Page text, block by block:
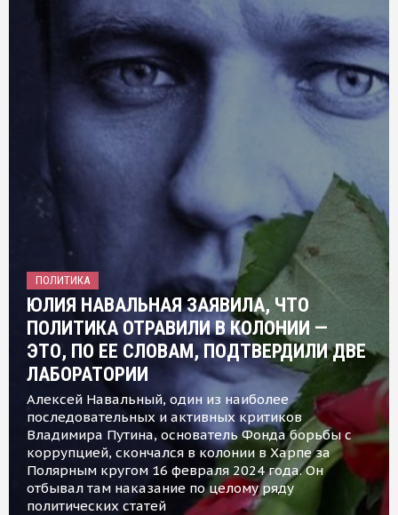
ПОЛИТИКА
ЮЛИЯ НАВАЛЬНАЯ ЗАЯВИЛА, ЧТО
ПОЛИТИКА ОТРАВИЛИ В КОЛОНИИ —
ЭТО, ПО ЕЕ СЛОВАМ, ПОДТВЕРДИЛИ ДВЕ
ЛАБОРАТОРИИ
Алексей Навальный, один из наиболее
последовательных и активных критиков
Владимира Путина, основатель Фонда борьбы с
коррупцией, скончался в колонии в Харпе за
Полярным кругом 16 февраля 2024 года. Он
отбывал там наказание по целому ряду
политических статей